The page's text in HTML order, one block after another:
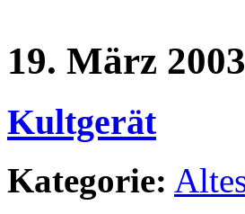
19. März 2003
Kultgerät
Kategorie: